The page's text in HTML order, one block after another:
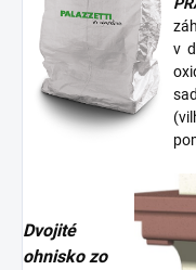
v
Dvojité
ohnisko zo